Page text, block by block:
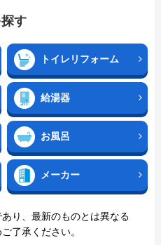
す
トイレリフォーム
給湯器
お風呂
メーカー
り、最新のものとは異なる
了承ください。